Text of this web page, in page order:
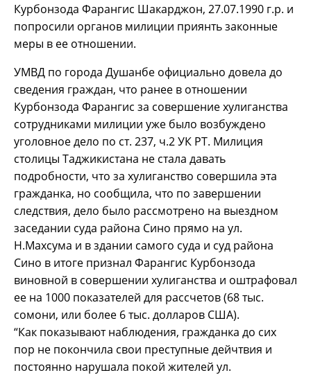
Курбонзода Фарангис Шакарджон, 27.07.1990 г.р. и
попросили органов милиции приянть законные
меры в ее отношении.
УМВД по города Душанбе официально довела до
сведения граждан, что ранее в отношении
Курбонзода Фарангис за совершение хулиганства
сотрудниками милиции уже было возбуждено
уголовное дело по ст. 237, ч.2 УК РТ. Милиция
столицы Таджикистана не стала давать
подробности, что за хулиганство совершила эта
гражданка, но сообщила, что по завершении
следствия, дело было рассмотрено на выездном
заседании суда района Сино прямо на ул.
Н.Махсума и в здании самого суда и суд района
Сино в итоге признал Фарангис Курбонзода
виновной в совершении хулиганства и оштрафовал
ее на 1000 показателей для рассчетов (68 тыс.
сомони, или более 6 тыс. долларов США).
“Как показывают наблюдения, гражданка до сих
пор не покончила свои преступные дейчтвия и
постоянно нарушала покой жителей ул.